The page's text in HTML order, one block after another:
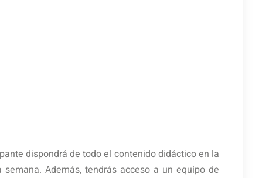
dispondrá de todo el contenido didáctico en la
Además, tendrás acceso a un equipo de